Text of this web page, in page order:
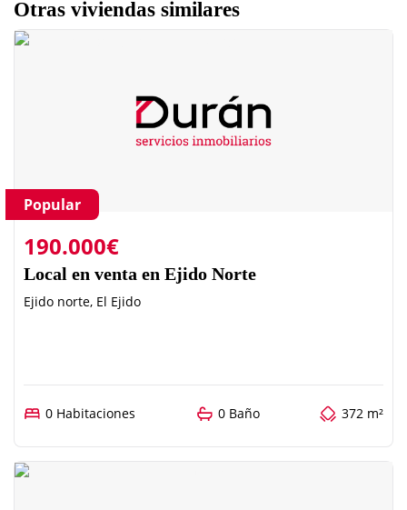
Otras viviendas similares
Popular
190.000€
Local en venta en Ejido Norte
Ejido norte, El Ejido
0 Habitaciones 0 Baño 372 m²